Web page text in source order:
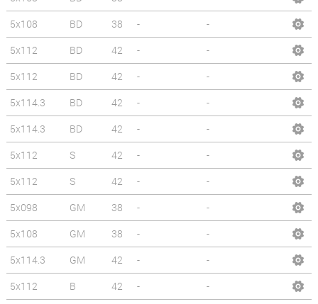
5x108
BD 38 -
-
5x112
BD 42 -
-
5x112
BD 42 -
-
5x114.3
BD 42 -
-
5x114.3
BD 42 -
-
5x112
S 42 -
-
5x112
S 42 -
-
5x098
GM 38 -
-
5x108
GM 38 -
-
5x114.3
GM 42 -
-
5x112
B 42 -
-